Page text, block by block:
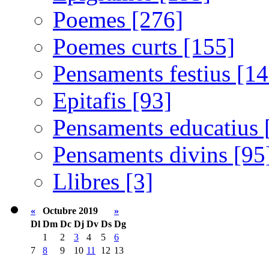
Poemes [276]
Poemes curts [155]
Pensaments festius
Epitafis [93]
Pensaments
Pensaments divins
Llibres [3]
« Octubre 2019
»
Dl Dm Dc Dj Dv Ds Dg
1
2 3 4 5
6
7
8 9 10 11 12 13